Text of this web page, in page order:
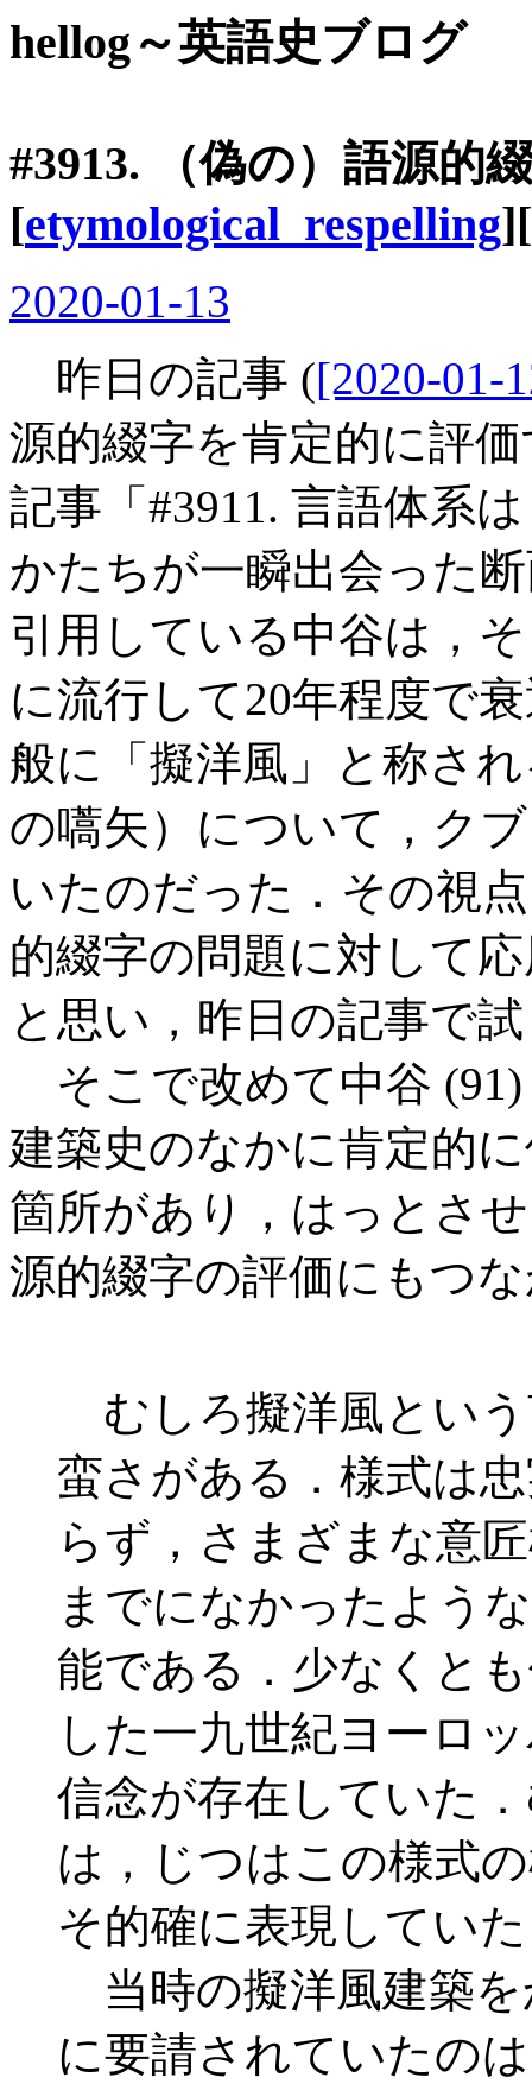
hellog～英語史ブログ
#3913. （偽の）語源的
[etymological_respelling][
2020-01-13
昨日の記事 ([2020-01-
源的綴字を肯定的に評
記事「#3911. 言語体系
かたちが一瞬出会った
引用している中谷は，
に流行して20年程度で
般に「擬洋風」と称さ
の嚆矢）について，ク
いたのだった．その視
的綴字の問題に対して
と思い，昨日の記事で
そこで改めて中谷
建築史のなかに肯定的
箇所があり，はっとさ
源的綴字の評価にもつ
むしろ擬洋風とい
蛮さがある．様式は
らず，さまざまな意
までになかったよう
能である．少なくと
した一九世紀ヨーロ
信念が存在していた
は，じつはこの様式
そ的確に表現してい
当時の擬洋風建築
に要請されていたの